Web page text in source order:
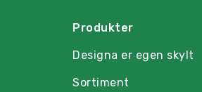
Produkter
Designa er egen skylt
Sortiment